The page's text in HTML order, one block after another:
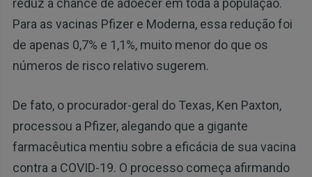
reduz a chance de adoecer em toda a população.
Para as vacinas Pfizer e Moderna, essa redução foi
de apenas 0,7% e 1,1%, muito menor do que os
números de risco relativo sugerem.
De fato, o procurador-geral do Texas, Ken Paxton,
processou a Pfizer, alegando que a gigante
farmacêutica mentiu sobre a eficácia de sua vacina
contra a COVID-19. O processo começa afirmando